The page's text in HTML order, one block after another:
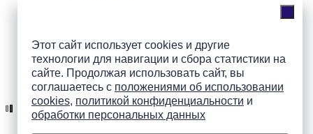
Этот сайт использует cookies и другие
технологии для навигации и сбора статистики на
сайте. Продолжая использовать сайт, вы
соглашаетесь с положениями об использовании
cookies, политикой конфиденциальности и
обработки персональных данных
Подпишись на группы
ПАИ в соцсетях!